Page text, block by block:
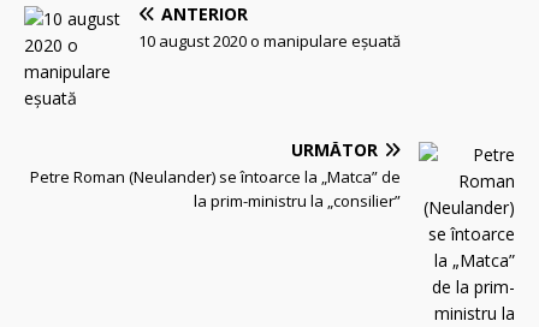
ANTERIOR
10 august 2020 o manipulare eşuată
URMĂTOR
Petre Roman (Neulander) se întoarce la „Matca” de
la prim-ministru la „consilier”